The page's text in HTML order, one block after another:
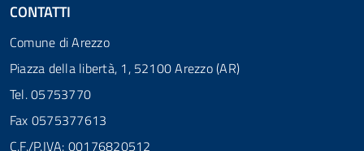
CONTATTI
Comune di Arezzo
Piazza della libertà, 1, 52100 Arezzo (AR)
Tel. 05753770
Fax 0575377613
C.F./P.IVA: 00176820512